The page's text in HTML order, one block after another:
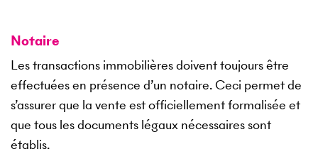
Notaire
Les transactions immobilières doivent toujours être
effectuées en présence d’un notaire. Ceci permet de
s’assurer que la vente est officiellement formalisée et
que tous les documents légaux nécessaires sont
établis.